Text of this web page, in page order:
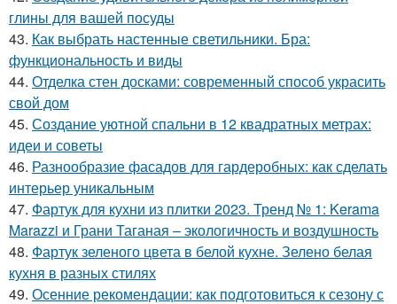
глины для вашей посуды
43. Как выбрать настенные светильники. Бра:
функциональность и виды
44. Отделка стен досками: современный способ украсить
свой дом
45. Создание уютной спальни в 12 квадратных метрах:
идеи и советы
46. Разнообразие фасадов для гардеробных: как сделать
интерьер уникальным
47. Фартук для кухни из плитки 2023. Тренд № 1: Kerama
Marazzi и Грани Таганая – экологичность и воздушность
48. Фартук зеленого цвета в белой кухне. Зелено белая
кухня в разных стилях
49. Осенние рекомендации: как подготовиться к сезону с